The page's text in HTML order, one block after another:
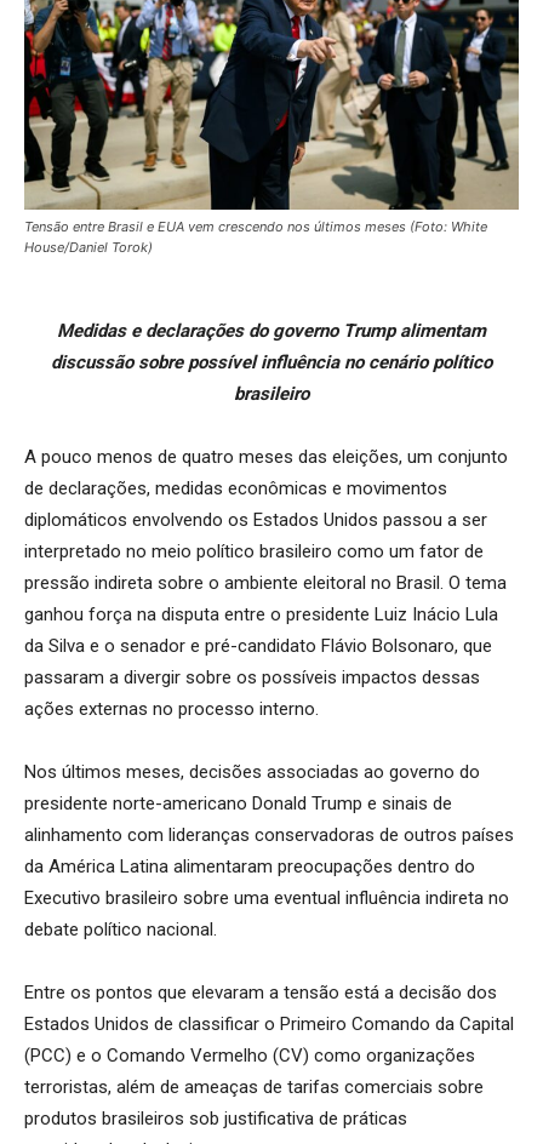
Tensão entre Brasil e EUA vem crescendo nos últimos meses (Foto: White
House/Daniel Torok)
Medidas e declarações do governo Trump alimentam
discussão sobre possível influência no cenário político
brasileiro
A pouco menos de quatro meses das eleições, um conjunto
de declarações, medidas econômicas e movimentos
diplomáticos envolvendo os Estados Unidos passou a ser
interpretado no meio político brasileiro como um fator de
pressão indireta sobre o ambiente eleitoral no Brasil. O tema
ganhou força na disputa entre o presidente Luiz Inácio Lula
da Silva e o senador e pré-candidato Flávio Bolsonaro, que
passaram a divergir sobre os possíveis impactos dessas
ações externas no processo interno.
Nos últimos meses, decisões associadas ao governo do
presidente norte-americano Donald Trump e sinais de
alinhamento com lideranças conservadoras de outros países
da América Latina alimentaram preocupações dentro do
Executivo brasileiro sobre uma eventual influência indireta no
debate político nacional.
Entre os pontos que elevaram a tensão está a decisão dos
Estados Unidos de classificar o Primeiro Comando da Capital
(PCC) e o Comando Vermelho (CV) como organizações
terroristas, além de ameaças de tarifas comerciais sobre
produtos brasileiros sob justificativa de práticas